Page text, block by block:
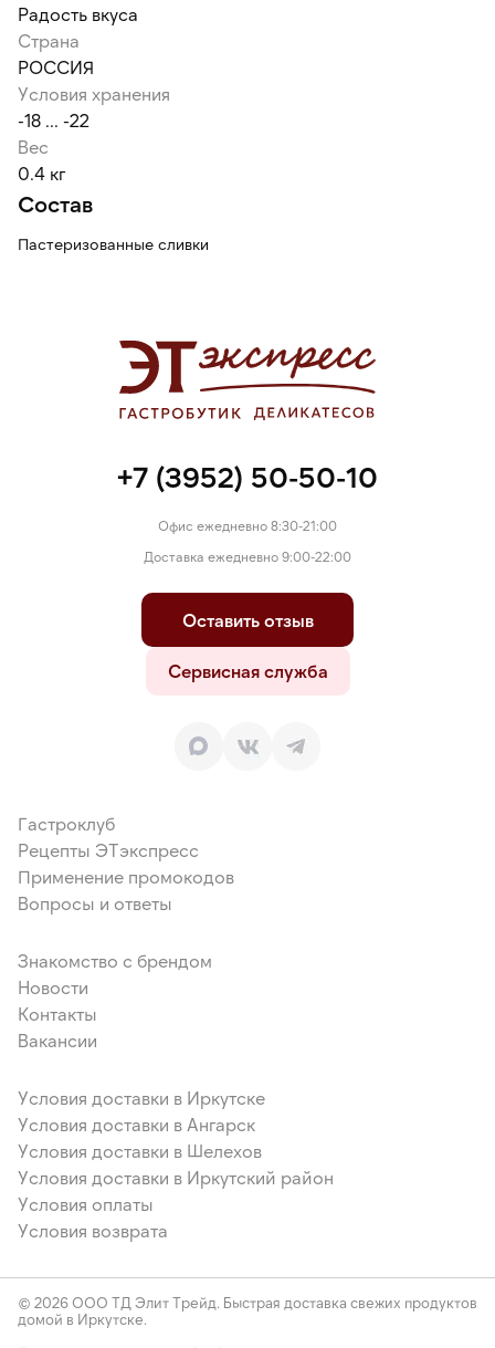
Радость вкуса
Страна
РОССИЯ
Условия хранения
-18 ... -22
Вес
0.4 кг
Состав
Пастеризованные сливки
+7 (3952) 50-50-10
Офис ежедневно 8:30-21:00
Доставка ежедневно 9:00-22:00
Оставить отзыв
Сервисная служба
Гастроклуб
Рецепты ЭТэкспресс
Применение промокодов
Вопросы и ответы
Знакомство с брендом
Новости
Контакты
Вакансии
Условия доставки в Иркутске
Условия доставки в Ангарск
Условия доставки в Шелехов
Условия доставки в Иркутский район
Условия оплаты
Условия возврата
© 2026 ООО ТД Элит Трейд. Быстрая доставка свежих продуктов
домой в Иркутске.